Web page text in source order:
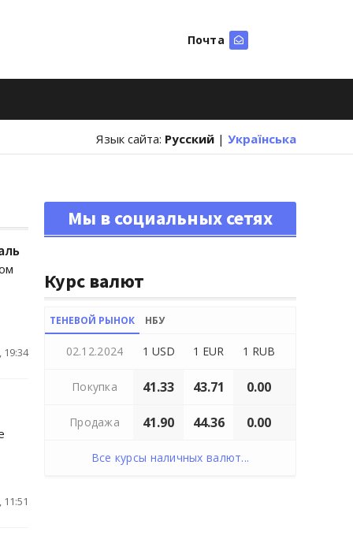
Почта
Язык сайта: Русский | Українська
19:34
Мы в социальных сетях
Курс валют
ТЕНЕВОЙ РЫНОК НБУ
02.12.2024 1 USD 1 EUR 1 RUB
Покупка 41.33 43.71 0.00
Продажа 41.90 44.36 0.00
Все курсы наличных валют...